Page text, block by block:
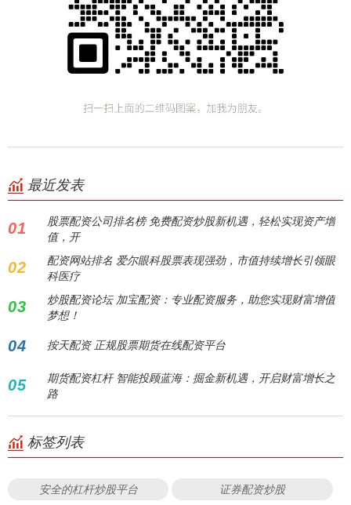
最近发表
01
股票配资公司排名榜 免费配资炒股新机遇，轻松实现资产增
值，开
02
配资网站排名 爱尔眼科股票表现强劲，市值持续增长引领眼
科医疗
03
炒股配资论坛 加宝配资：专业配资服务，助您实现财富增值
梦想！
04 按天配资 正规股票期货在线配资平台
05
期货配资杠杆 智能投顾蓝海：掘金新机遇，开启财富增长之
路
标签列表
安全的杠杆炒股平台 证券配资炒股